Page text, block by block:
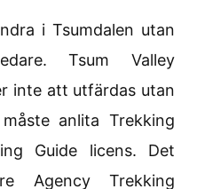
i Tsumdalen utan
Tsum Valley
inte att utfärdas utan
anlita Trekking
Guide licens. Det
Agency Trekking